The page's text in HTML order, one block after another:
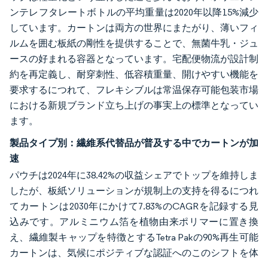
ンテレフタレートボトルの平均重量は2020年以降15%減少
しています。カートンは両方の世界にまたがり、薄いフィ
ルムを囲む板紙の剛性を提供することで、無菌牛乳・ジュ
ースの好まれる容器となっています。宅配便物流が設計制
約を再定義し、耐穿刺性、低容積重量、開けやすい機能を
要求するにつれて、フレキシブルは常温保存可能包装市場
における新規ブランド立ち上げの事実上の標準となってい
ます。
製品タイプ別：繊維系代替品が普及する中でカートンが加
速
パウチは2024年に38.42%の収益シェアでトップを維持しま
したが、板紙ソリューションが規制上の支持を得るにつれ
てカートンは2030年にかけて7.83%のCAGRを記録する見
込みです。アルミニウム箔を植物由来ポリマーに置き換
え、繊維製キャップを特徴とするTetra Pakの90%再生可能
カートンは、気候にポジティブな認証へのこのシフトを体